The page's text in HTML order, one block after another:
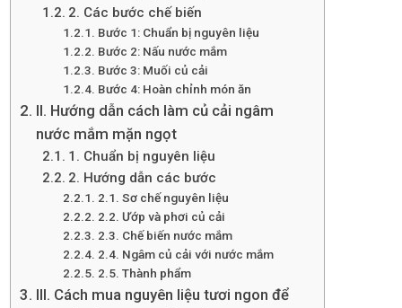
2. Các bước chế biến
Bước 1: Chuẩn bị nguyên liệu
Bước 2: Nấu nước mắm
Bước 3: Muối củ cải
Bước 4: Hoàn chỉnh món ăn
II. Hướng dẫn cách làm củ cải ngâm
nước mắm mặn ngọt
1. Chuẩn bị nguyên liệu
2. Hướng dẫn các bước
2.1. Sơ chế nguyên liệu
2.2. Ướp và phơi củ cải
2.3. Chế biến nước mắm
2.4. Ngâm củ cải với nước mắm
2.5. Thành phẩm
III. Cách mua nguyên liệu tươi ngon để